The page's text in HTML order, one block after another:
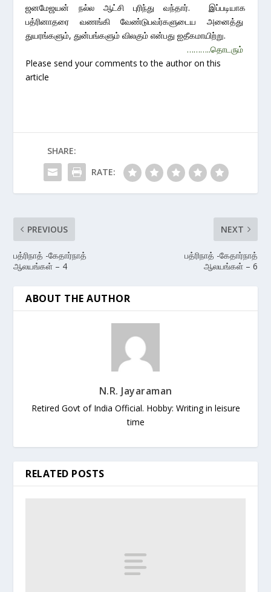
ஜனமேஜயன் நல்ல ஆட்சி புரிந்து வந்தார். இப்படியாக
பத்ரினாதரை வணங்கி வேண்டுபவர்களுடைய அனைத்து
துயரங்களும், துன்பங்களும் விலகும் என்பது ஐதீகமாயிற்று.
………..தொடரும்
Please send your comments to the author on this
article
SHARE:
RATE:
PREVIOUS
பத்ரிநாத் -கேதார்நாத்
ஆலயங்கள் – 4
NEXT
பத்ரிநாத் -கேதார்நாத்
ஆலயங்கள் – 6
ABOUT THE AUTHOR
N.R. Jayaraman
Retired Govt of India Official. Hobby: Writing in leisure
time
RELATED POSTS